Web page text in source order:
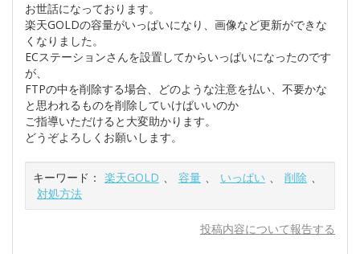
お世話になっております。
楽天GOLDの容量がいっぱいになり、画像など更新ができな
くなりました。
ECステーションさんを設置してからいっぱいになったのです
が、
FTPの中を削除する場合、どのような注意を払い、不要かな
と思われるものを削除していけばいいのか
ご指導いただけると大変助かります。
どうぞよろしくお願いします。
キーワード： 楽天GOLD 、 容量 、 いっぱい 、 削除 、
対処方法
投稿内容について報告する